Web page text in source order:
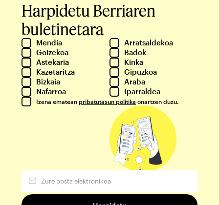
Harpidetu Berriaren
buletinetara
Mendia
Arratsaldekoa
Goizekoa
Badok
Astekaria
Kinka
Kazetaritza
Gipuzkoa
Bizkaia
Araba
Nafarroa
Iparraldea
Izena ematean pribatutasun politika onartzen duzu.